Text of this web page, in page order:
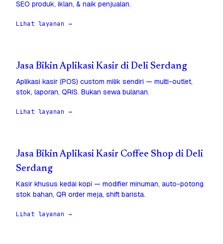
SEO produk, iklan, & naik penjualan.
Lihat layanan →
Jasa Bikin Aplikasi Kasir di Deli Serdang
Aplikasi kasir (POS) custom milik sendiri — multi-outlet,
stok, laporan, QRIS. Bukan sewa bulanan.
Lihat layanan →
Jasa Bikin Aplikasi Kasir Coffee Shop di Deli
Serdang
Kasir khusus kedai kopi — modifier minuman, auto-potong
stok bahan, QR order meja, shift barista.
Lihat layanan →